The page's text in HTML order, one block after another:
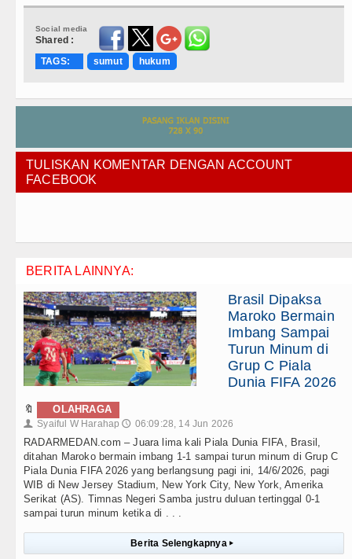
Social media
Shared :
TAGS:
sumut hukum
TULISKAN KOMENTAR DENGAN ACCOUNT
FACEBOOK
BERITA LAINNYA:
Brasil Dipaksa
Maroko Bermain
Imbang Sampai
Turun Minum di
Grup C Piala
Dunia FIFA 2026
🔖 OLAHRAGA
👤 Syaiful W Harahap 🕔 06:09:28, 14 Jun 2026
RADARMEDAN.com – Juara lima kali Piala Dunia FIFA, Brasil,
ditahan Maroko bermain imbang 1-1 sampai turun minum di Grup C
Piala Dunia FIFA 2026 yang berlangsung pagi ini, 14/6/2026, pagi
WIB di New Jersey Stadium, New York City, New York, Amerika
Serikat (AS). Timnas Negeri Samba justru duluan tertinggal 0-1
sampai turun minum ketika di . . .
Berita Selengkapnya ▸